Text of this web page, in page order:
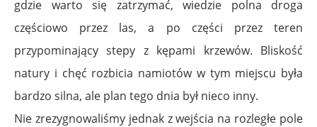
gdzie warto się zatrzymać, wiedzie polna droga
częściowo przez las, a po części przez teren
przypominający stepy z kępami krzewów. Bliskość
natury i chęć rozbicia namiotów w tym miejscu była
bardzo silna, ale plan tego dnia był nieco inny.
Nie zrezygnowaliśmy jednak z wejścia na rozległe pole